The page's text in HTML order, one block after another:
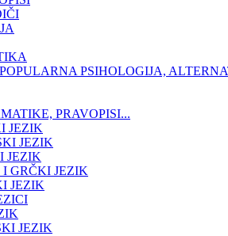
PSIHOLOGIJA,
PRAVOPISI...
JEZIK
JEZIK
JEZIK
GRČKI JEZIK
JEZIK
JEZIK